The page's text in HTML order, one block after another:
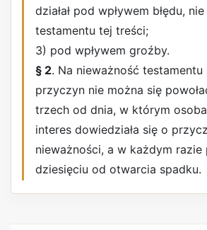
działał pod wpływem błędu,
testamentu tej treści;
3) pod wpływem groźby.
§ 2. Na nieważność
przyczyn nie można się
trzech od dnia, w którym
interes dowiedziała się o
nieważności, a w każdym razie
dziesięciu od otwarcia spadku.